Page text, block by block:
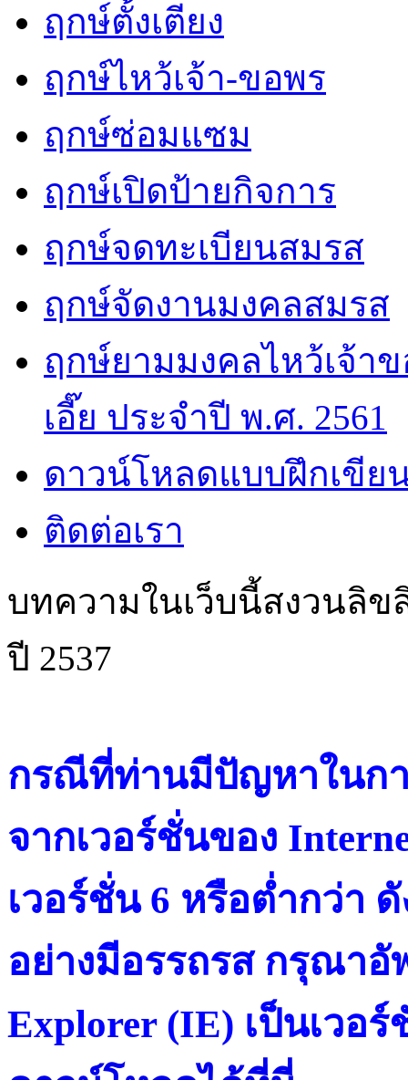
ฤกษ์ตั้งเตียง
ฤกษ์ไหว้เจ้า-ขอพร
ฤกษ์ซ่อมแซม
ฤกษ์เปิดป้ายกิจการ
ฤกษ์จดทะเบียนสมรส
ฤกษ์จัดงานมงคลสมรส
ฤกษ์ยามมงคลไหว้เจ้า
เอี๊ย ประจำปี พ.ศ. 2561
ดาวน์โหลดแบบฝึกเขีย
ติดต่อเรา
บทความในเว็บนี้สงวนลิ
ปี 2537
กรณีที่ท่านมีปัญหาในกา
จากเวอร์ชั่นของ
เวอร์ชั่น 6 หรือต่ำกว่า
อย่างมีอรรถรส กรุณาอั
Explorer (IE) เป็นเวอ